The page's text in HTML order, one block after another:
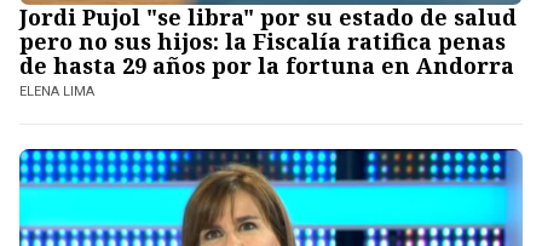
Jordi Pujol "se libra" por su estado de salud
pero no sus hijos: la Fiscalía ratifica penas
de hasta 29 años por la fortuna en Andorra
ELENA LIMA